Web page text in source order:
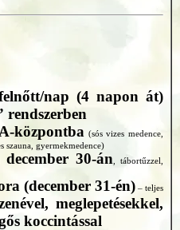
nap (4 napon át)
rendszerben
központba (sós vizes medence,
szauna, gyermekmedence)
30-án , tábortűzzel,
(december 31-én) – teljes
meglepetésekkel,
koccintással